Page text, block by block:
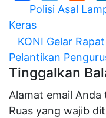
Navigasi
pos
Polisi Asal
Keras
KONI Gelar
Pelantikan
Tinggalkan
Alamat email
Ruas yang wajib